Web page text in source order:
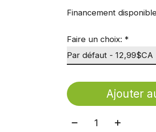
Financement
Faire un choix: *
Ajouter
Quantité: